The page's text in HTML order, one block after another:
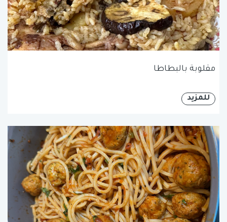
مقلوبة بالبطاطا
للمزيد